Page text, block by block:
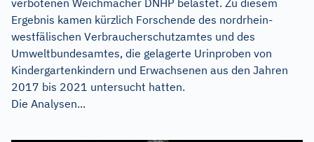
Ergebnis kamen kürzlich Forschende des nordrhein-
westfälischen Verbraucherschutzamtes und des
Umweltbundesamtes, die gelagerte Urinproben von
Kindergartenkindern und Erwachsenen aus den Jahren
2017 bis 2021 untersucht hatten.
Die Analysen...